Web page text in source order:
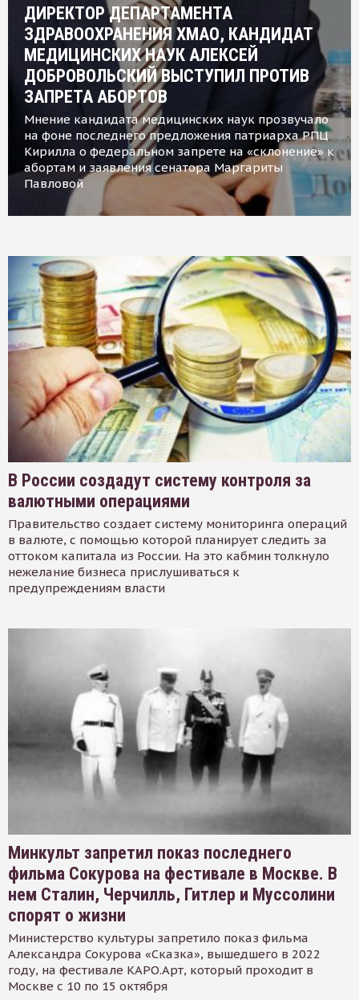
ДИРЕКТОР ДЕПАРТАМЕНТА
ЗДРАВООХРАНЕНИЯ ХМАО, КАНДИДАТ
МЕДИЦИНСКИХ НАУК АЛЕКСЕЙ
ДОБРОВОЛЬСКИЙ ВЫСТУПИЛ ПРОТИВ
ЗАПРЕТА АБОРТОВ
Мнение кандидата медицинских наук прозвучало
на фоне последнего предложения патриарха РПЦ
Кирилла о федеральном запрете на «склонение» к
абортам и заявления сенатора Маргариты
Павловой
В России создадут систему контроля за
валютными операциями
Правительство создает систему мониторинга операций
в валюте, с помощью которой планирует следить за
оттоком капитала из России. На это кабмин толкнуло
нежелание бизнеса прислушиваться к
предупреждениям власти
Минкульт запретил показ последнего
фильма Сокурова на фестивале в Москве. В
нем Сталин, Черчилль, Гитлер и Муссолини
спорят о жизни
Министерство культуры запретило показ фильма
Александра Сокурова «Сказка», вышедшего в 2022
году, на фестивале КАРО.Арт, который проходит в
Москве с 10 по 15 октября